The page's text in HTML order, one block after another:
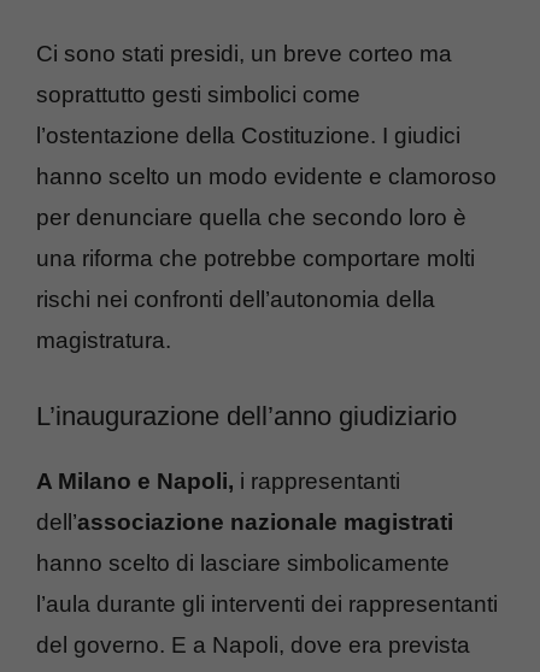
Ci sono stati presidi, un breve corteo ma
soprattutto gesti simbolici come
l’ostentazione della Costituzione. I giudici
hanno scelto un modo evidente e clamoroso
per denunciare quella che secondo loro è
una riforma che potrebbe comportare molti
rischi nei confronti dell’autonomia della
magistratura.
L’inaugurazione dell’anno giudiziario
A Milano e Napoli, i rappresentanti
dell’associazione nazionale magistrati
hanno scelto di lasciare simbolicamente
l’aula durante gli interventi dei rappresentanti
del governo. E a Napoli, dove era prevista